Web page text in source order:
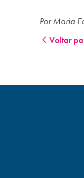
Por Maria
Voltar